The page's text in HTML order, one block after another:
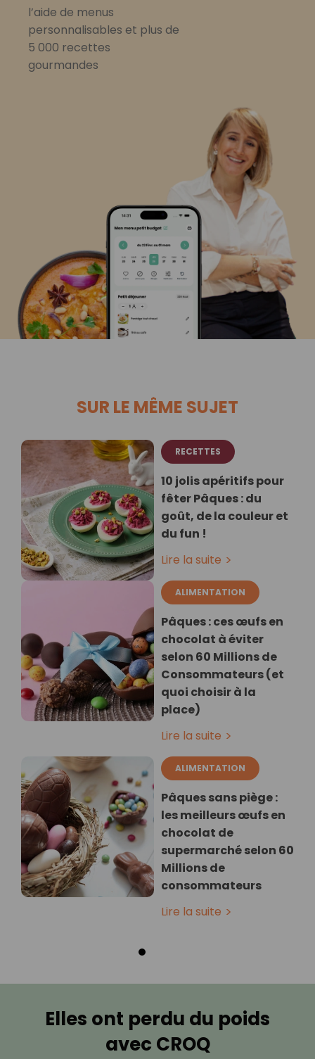
l’aide de menus
personnalisables et plus de
5 000 recettes
gourmandes
SUR LE MÊME SUJET
RECETTES
10 jolis apéritifs pour
fêter Pâques : du
goût, de la couleur et
du fun !
Lire la suite
ALIMENTATION
Pâques : ces œufs en
chocolat à éviter
selon 60 Millions de
Consommateurs (et
quoi choisir à la
place)
Lire la suite
ALIMENTATION
Pâques sans piège :
les meilleurs œufs en
chocolat de
supermarché selon 60
Millions de
consommateurs
Lire la suite
Elles ont perdu du poids
avec CROQ